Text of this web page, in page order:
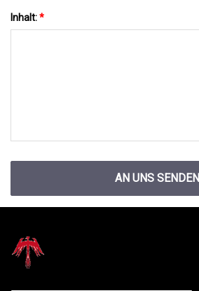
Inhalt:*
AN UNS SENDEN